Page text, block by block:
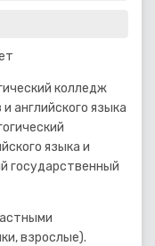
колледж
английского языка
языка и
государственный
взрослые).